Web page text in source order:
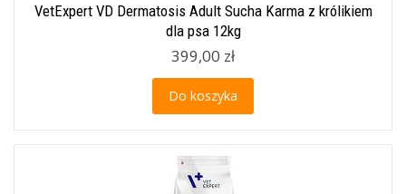
VetExpert VD Dermatosis Adult Sucha Karma z królikiem
dla psa 12kg
399,00 zł
Do koszyka